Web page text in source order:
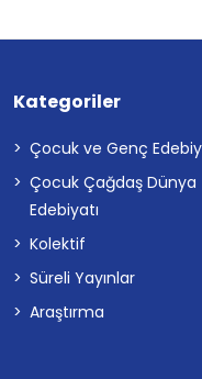
Kategoriler
Çocuk ve Genç
Çocuk Çağdaş Dünya
Edebiyatı
Kolektif
Süreli Yayınlar
Araştırma